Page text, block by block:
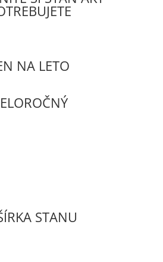
NA LETO
STANU